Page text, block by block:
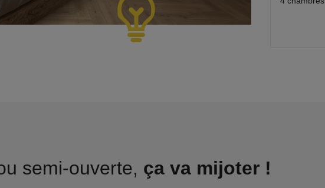
semi-ouverte, ça va mijoter !